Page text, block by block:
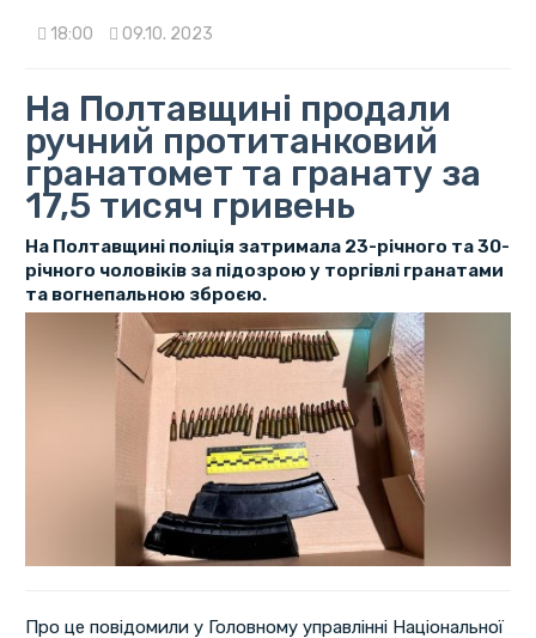
18:00 09.10. 2023
На Полтавщині продали
ручний протитанковий
гранатомет та гранату за
17,5 тисяч гривень
На Полтавщині поліція затримала 23-річного та 30-
річного чоловіків за підозрою у торгівлі гранатами
та вогнепальною зброєю.
Про це повідомили у Головному управлінні Національної